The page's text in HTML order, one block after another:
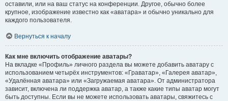
оставили, или на ваш статус на конференции. Другое, обычно более
крупное, изображение известно как «аватара» и обычно уникально для
каждого пользователя.
Вернуться к началу
Как мне включить отображение аватары?
На вкладке «Профиль» личного раздела вы можете добавить аватару с
использованием четырёх инструментов: «Граватар», «Галерея аватар»,
«Удалённая аватара» или «Загружаемая аватара». От администратора
зависит, включена ли поддержка аватар, а также какие типы аватар могут
быть доступны. Если вы не можете использовать аватары, свяжитесь с